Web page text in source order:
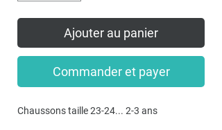
Ajouter au panier
Commander et payer
Chaussons taille 23-24... 2-3 ans